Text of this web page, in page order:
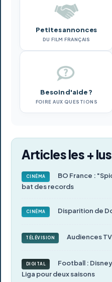
Petites annonces
DU FILM FRANÇAIS
Besoin d'aide ?
FOIRE AUX QUESTIONS
Articles les + lus
CINÉMA
BO France :
bat des records
CINÉMA Disparition de
TÉLÉVISION Audiences
DIGITAL
Football :
Liga pour deux saisons